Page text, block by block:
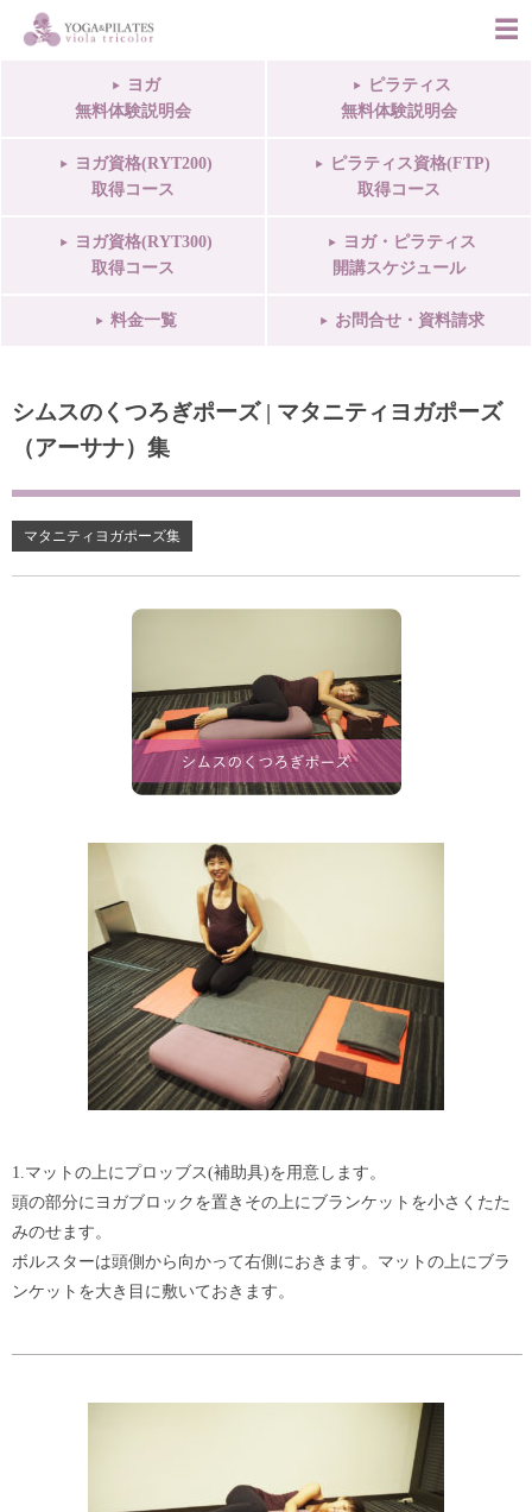
ヨガ
無料体験説明会
ピラティス
無料体験説明会
ヨガ資格(RYT200)
取得コース
ピラティス資格(FTP)
取得コース
ヨガ資格(RYT300)
取得コース
ヨガ・ピラティス
開講スケジュール
料金一覧 お問合せ・資料請求
シムスのくつろぎポーズ | マタニティヨガポーズ
（アーサナ）集
マタニティヨガポーズ集
1.マットの上にプロッブス(補助具)を用意します。
頭の部分にヨガブロックを置きその上にブランケットを小さくたた
みのせます。
ボルスターは頭側から向かって右側におきます。マットの上にブラ
ンケットを大き目に敷いておきます。